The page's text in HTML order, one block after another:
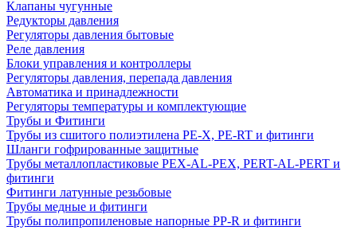
Клапаны чугунные
Редукторы давления
Регуляторы давления бытовые
Реле давления
Блоки управления и контроллеры
Регуляторы давления, перепада давления
Автоматика и принадлежности
Регуляторы температуры и комплектующие
Трубы и Фитинги
Трубы из сшитого полиэтилена PE-X, PE-RT и фитинги
Шланги гофрированные защитные
Трубы металлопластиковые PEX-AL-PEX, PERT-AL-PERT и
фитинги
Фитинги латунные резьбовые
Трубы медные и фитинги
Трубы полипропиленовые напорные PP-R и фитинги